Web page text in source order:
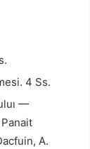
4 Ss.
—
A.